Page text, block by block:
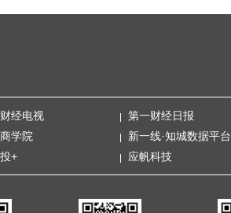
经电视 第一财经日报
学院 新一线·知城数据平台
+ 应帆科技